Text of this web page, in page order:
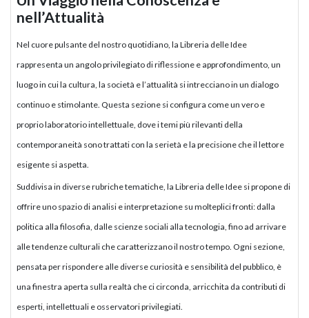
nell’Attualità
Nel cuore pulsante del nostro quotidiano, la Libreria delle Idee
rappresenta un angolo privilegiato di riflessione e approfondimento, un
luogo in cui la cultura, la società e l’attualità si intrecciano in un dialogo
continuo e stimolante. Questa sezione si configura come un vero e
proprio laboratorio intellettuale, dove i temi più rilevanti della
contemporaneità sono trattati con la serietà e la precisione che il lettore
esigente si aspetta.
Suddivisa in diverse rubriche tematiche, la Libreria delle Idee si propone di
offrire uno spazio di analisi e interpretazione su molteplici fronti: dalla
politica alla filosofia, dalle scienze sociali alla tecnologia, fino ad arrivare
alle tendenze culturali che caratterizzano il nostro tempo. Ogni sezione,
pensata per rispondere alle diverse curiosità e sensibilità del pubblico, è
una finestra aperta sulla realtà che ci circonda, arricchita da contributi di
esperti, intellettuali e osservatori privilegiati.